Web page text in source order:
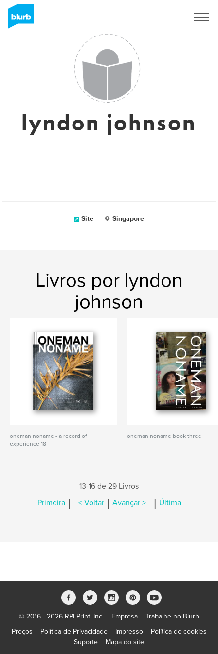
lyndon johnson
Site Singapore
Livros por lyndon
johnson
oneman noname - a record of
experience 18
oneman noname book three
13-16 de 29 Livros
Primeira | < Voltar | Avançar > | Última
© 2016 - 2026 RPI Print, Inc. Empresa
Trabalhe no Blurb
Preços
Política de Privacidade Impresso
Política de cookies
Suporte
Mapa do site